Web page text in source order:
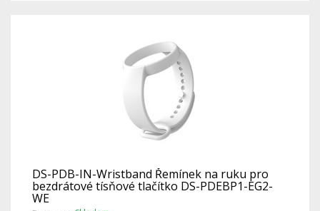
DS-PDB-IN-Wristband Řemínek na ruku pro
bezdrátové tísňové tlačítko DS-PDEBP1-EG2-
WE